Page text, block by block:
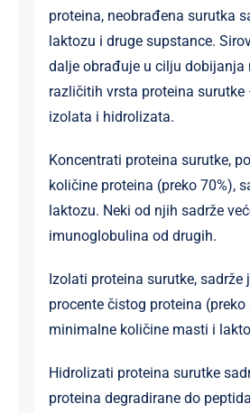
proteina, neobrađena surutka
laktozu i druge supstance.
dalje obrađuje u cilju dobijanja
različitih vrsta proteina surutke
izolata i hidrolizata.
Koncentrati proteina surutke,
količine proteina (preko 70%),
laktozu. Neki od njih sadrže
imunoglobulina od drugih.
Izolati proteina surutke, sadrže
procente čistog proteina (preko
minimalne količine masti i
Hidrolizati proteina surutke
proteina degradirane do